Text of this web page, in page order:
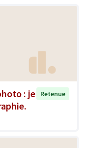
: je
Retenue